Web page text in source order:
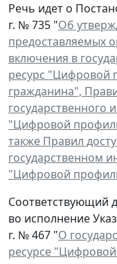
Речь идет о
г. № 735 "Об
предоставляемых
включения в
ресурс "Цифровой
гражданина",
государственного
"Цифровой
также Правил
государственном
"Цифровой
Соответствующий
во исполнение
г. № 467 "О
ресурсе